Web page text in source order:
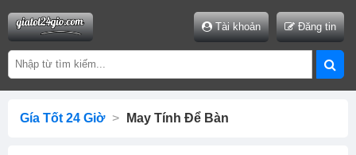
Tài khoản Đăng tin
Gía Tốt 24 Giờ > May Tính Để Bàn